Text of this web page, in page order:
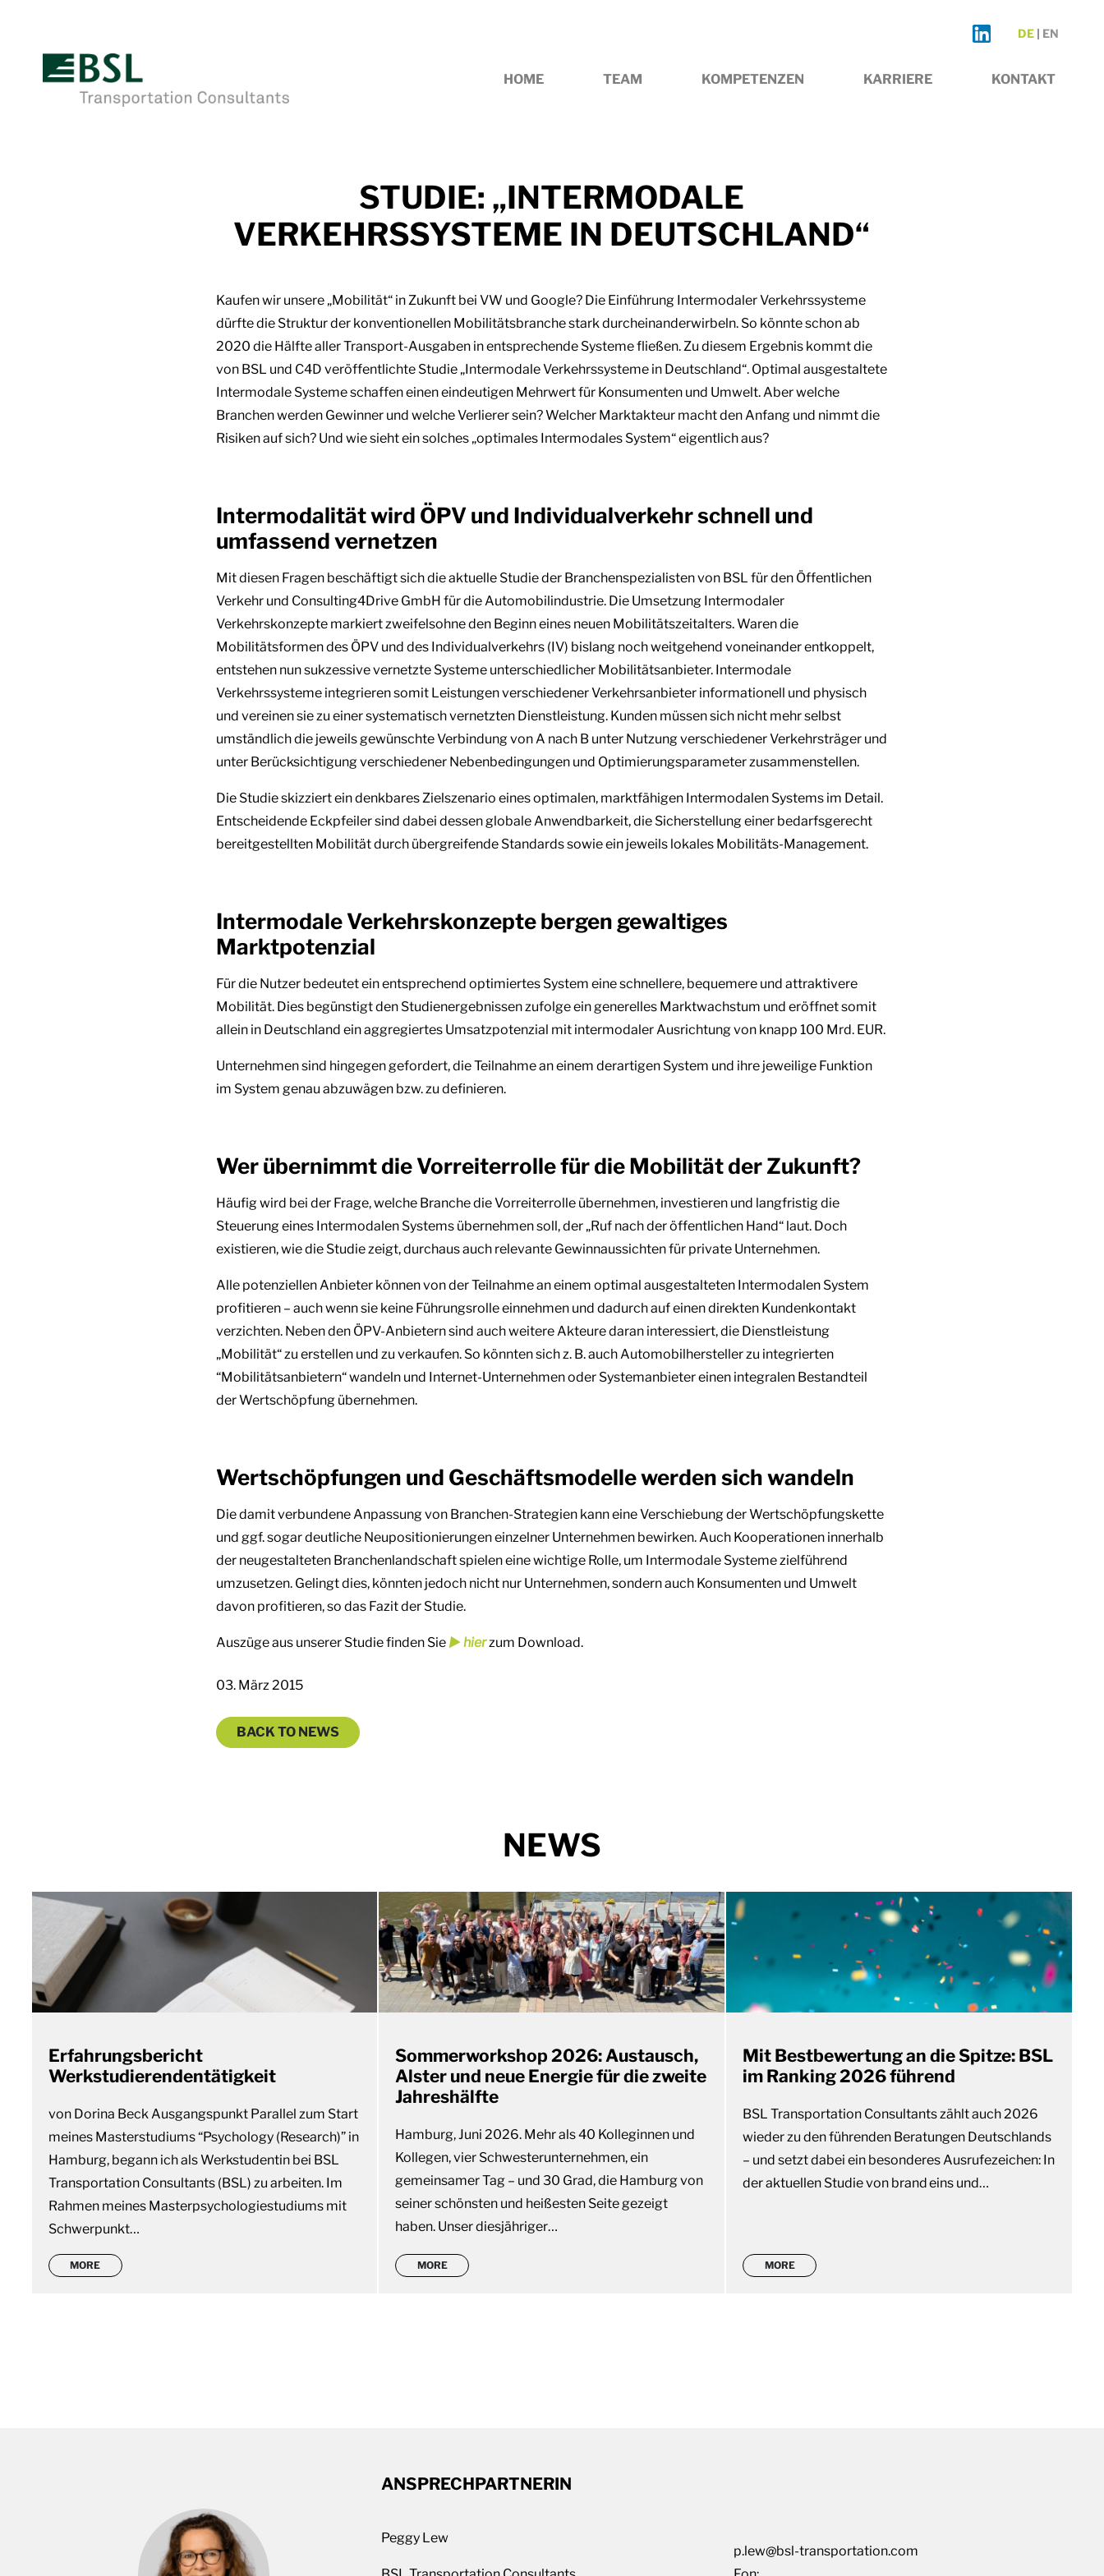
EN
DE
HOME TEAM KOMPETENZEN KARRIERE KONTAKT
STUDIE: „INTERMODALE
VERKEHRSSYSTEME IN DEUTSCHLAND“
Kaufen wir unsere „Mobilität“ in Zukunft bei VW und Google? Die Einführung Intermodaler Verkehrssysteme
dürfte die Struktur der konventionellen Mobilitätsbranche stark durcheinanderwirbeln. So könnte schon ab
2020 die Hälfte aller Transport-Ausgaben in entsprechende Systeme fließen. Zu diesem Ergebnis kommt die
von BSL und C4D veröffentlichte Studie „Intermodale Verkehrssysteme in Deutschland“. Optimal ausgestaltete
Intermodale Systeme schaffen einen eindeutigen Mehrwert für Konsumenten und Umwelt. Aber welche
Branchen werden Gewinner und welche Verlierer sein? Welcher Marktakteur macht den Anfang und nimmt die
Risiken auf sich? Und wie sieht ein solches „optimales Intermodales System“ eigentlich aus?
Intermodalität wird ÖPV und Individualverkehr schnell und
umfassend vernetzen
Mit diesen Fragen beschäftigt sich die aktuelle Studie der Branchenspezialisten von BSL für den Öffentlichen
Verkehr und Consulting4Drive GmbH für die Automobilindustrie. Die Umsetzung Intermodaler
Verkehrskonzepte markiert zweifelsohne den Beginn eines neuen Mobilitätszeitalters. Waren die
Mobilitätsformen des ÖPV und des Individualverkehrs (IV) bislang noch weitgehend voneinander entkoppelt,
entstehen nun sukzessive vernetzte Systeme unterschiedlicher Mobilitätsanbieter. Intermodale
Verkehrssysteme integrieren somit Leistungen verschiedener Verkehrsanbieter informationell und physisch
und vereinen sie zu einer systematisch vernetzten Dienstleistung. Kunden müssen sich nicht mehr selbst
umständlich die jeweils gewünschte Verbindung von A nach B unter Nutzung verschiedener Verkehrsträger und
unter Berücksichtigung verschiedener Nebenbedingungen und Optimierungsparameter zusammenstellen.
Die Studie skizziert ein denkbares Zielszenario eines optimalen, marktfähigen Intermodalen Systems im Detail.
Entscheidende Eckpfeiler sind dabei dessen globale Anwendbarkeit, die Sicherstellung einer bedarfsgerecht
bereitgestellten Mobilität durch übergreifende Standards sowie ein jeweils lokales Mobilitäts-Management.
Intermodale Verkehrskonzepte bergen gewaltiges
Marktpotenzial
Für die Nutzer bedeutet ein entsprechend optimiertes System eine schnellere, bequemere und attraktivere
Mobilität. Dies begünstigt den Studienergebnissen zufolge ein generelles Marktwachstum und eröffnet somit
allein in Deutschland ein aggregiertes Umsatzpotenzial mit intermodaler Ausrichtung von knapp 100 Mrd. EUR.
Unternehmen sind hingegen gefordert, die Teilnahme an einem derartigen System und ihre jeweilige Funktion
im System genau abzuwägen bzw. zu definieren.
Wer übernimmt die Vorreiterrolle für die Mobilität der Zukunft?
Häufig wird bei der Frage, welche Branche die Vorreiterrolle übernehmen, investieren und langfristig die
Steuerung eines Intermodalen Systems übernehmen soll, der „Ruf nach der öffentlichen Hand“ laut. Doch
existieren, wie die Studie zeigt, durchaus auch relevante Gewinnaussichten für private Unternehmen.
Alle potenziellen Anbieter können von der Teilnahme an einem optimal ausgestalteten Intermodalen System
profitieren – auch wenn sie keine Führungsrolle einnehmen und dadurch auf einen direkten Kundenkontakt
verzichten. Neben den ÖPV-Anbietern sind auch weitere Akteure daran interessiert, die Dienstleistung
„Mobilität“ zu erstellen und zu verkaufen. So könnten sich z. B. auch Automobilhersteller zu integrierten
“Mobilitätsanbietern“ wandeln und Internet-Unternehmen oder Systemanbieter einen integralen Bestandteil
der Wertschöpfung übernehmen.
Wertschöpfungen und Geschäftsmodelle werden sich wandeln
Die damit verbundene Anpassung von Branchen-Strategien kann eine Verschiebung der Wertschöpfungskette
und ggf. sogar deutliche Neupositionierungen einzelner Unternehmen bewirken. Auch Kooperationen innerhalb
der neugestalteten Branchenlandschaft spielen eine wichtige Rolle, um Intermodale Systeme zielführend
umzusetzen. Gelingt dies, könnten jedoch nicht nur Unternehmen, sondern auch Konsumenten und Umwelt
davon profitieren, so das Fazit der Studie.
Auszüge aus unserer Studie finden Sie ► hierzum Download.
03. März 2015
BACK TO NEWS
NEWS
Erfahrungsbericht
Werkstudierendentätigkeit
von Dorina Beck Ausgangspunkt Parallel zum Start
meines Masterstudiums “Psychology (Research)” in
Hamburg, begann ich als Werkstudentin bei BSL
Transportation Consultants (BSL) zu arbeiten. Im
Rahmen meines Masterpsychologiestudiums mit
Schwerpunkt…
MORE
Sommerworkshop 2026: Austausch,
Alster und neue Energie für die zweite
Jahreshälfte
Hamburg, Juni 2026. Mehr als 40 Kolleginnen und
Kollegen, vier Schwesterunternehmen, ein
gemeinsamer Tag – und 30 Grad, die Hamburg von
seiner schönsten und heißesten Seite gezeigt
haben. Unser diesjähriger…
MORE
Mit Bestbewertung an die Spitze: BSL
im Ranking 2026 führend
BSL Transportation Consultants zählt auch 2026
wieder zu den führenden Beratungen Deutschlands
– und setzt dabei ein besonderes Ausrufezeichen: In
der aktuellen Studie von brand eins und…
MORE
ANSPRECHPARTNERIN
Peggy Lew
p.lew@bsl-transportation.com